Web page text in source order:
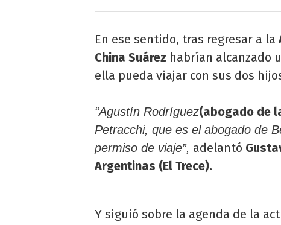
En ese sentido, tras regresar a la
China Suárez habrían alcanzado
ella pueda viajar con sus dos
“Agustín Rodríguez(abogado de
Petracchi, que es el abogado de
permiso de viaje”, adelantó
Argentinas (El Trece).
Y siguió sobre la agenda de la